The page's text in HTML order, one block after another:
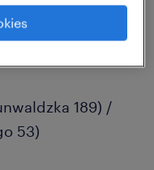
chemicznych,
w
189) /
53)